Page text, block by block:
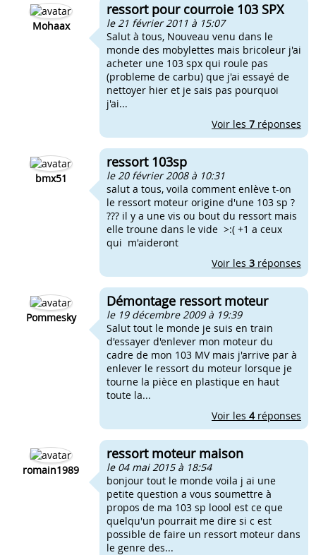
Mohaax
ressort pour courroie 103 SPX
le 21 février 2011 à 15:07
Salut à tous, Nouveau venu dans le
monde des mobylettes mais bricoleur j'ai
acheter une 103 spx qui roule pas
(probleme de carbu) que j'ai essayé de
nettoyer hier et je sais pas pourquoi
j'ai...
Voir les 7 réponses
bmx51
ressort 103sp
le 20 février 2008 à 10:31
salut a tous, voila comment enlève t-on
le ressort moteur origine d'une 103 sp ?
??? il y a une vis ou bout du ressort mais
elle troune dans le vide >:( +1 a ceux
qui m'aideront
Voir les 3 réponses
Pommesky
Démontage ressort moteur
le 19 décembre 2009 à 19:39
Salut tout le monde je suis en train
d'essayer d'enlever mon moteur du
cadre de mon 103 MV mais j'arrive par à
enlever le ressort du moteur lorsque je
tourne la pièce en plastique en haut
toute la...
Voir les 4réponses
romain1989
ressort moteur maison
le 04 mai 2015 à 18:54
bonjour tout le monde voila j ai une
petite question a vous soumettre à
propos de ma 103 sp loool est ce que
quelqu'un pourrait me dire si c est
possible de faire un ressort moteur dans
le genre des...